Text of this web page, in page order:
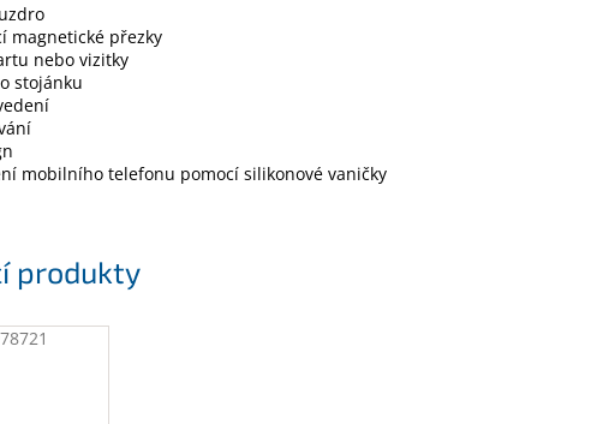
produkty
magnetické přezky
nebo vizitky
stojánku
mobilního telefonu pomocí silikonové vaničky